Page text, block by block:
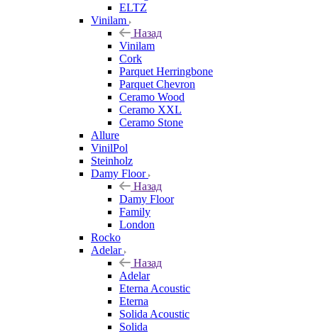
ELTZ
Vinilam
Назад
Vinilam
Cork
Parquet Herringbone
Parquet Chevron
Ceramo Wood
Ceramo XXL
Ceramo Stone
Allure
VinilPol
Steinholz
Damy Floor
Назад
Damy Floor
Family
London
Rocko
Adelar
Назад
Adelar
Eterna Acoustic
Eterna
Solida Acoustic
Solida